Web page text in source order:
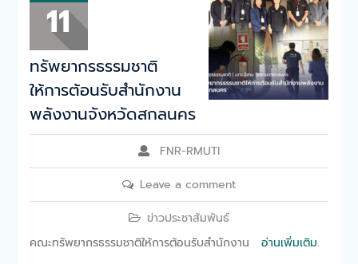
11
ทรัพยากรธรรมชาติ
ให้การต้อนรับสำนักงาน
พลังงานจังหวัดสกลนคร
FNR-RMUTI
Leave a comment
ข่าวประชาสัมพันธ์
คณะทรัพยากรธรรมชาติให้การต้อนรับสำนักงาน
อ่านเพิ่มเติม.